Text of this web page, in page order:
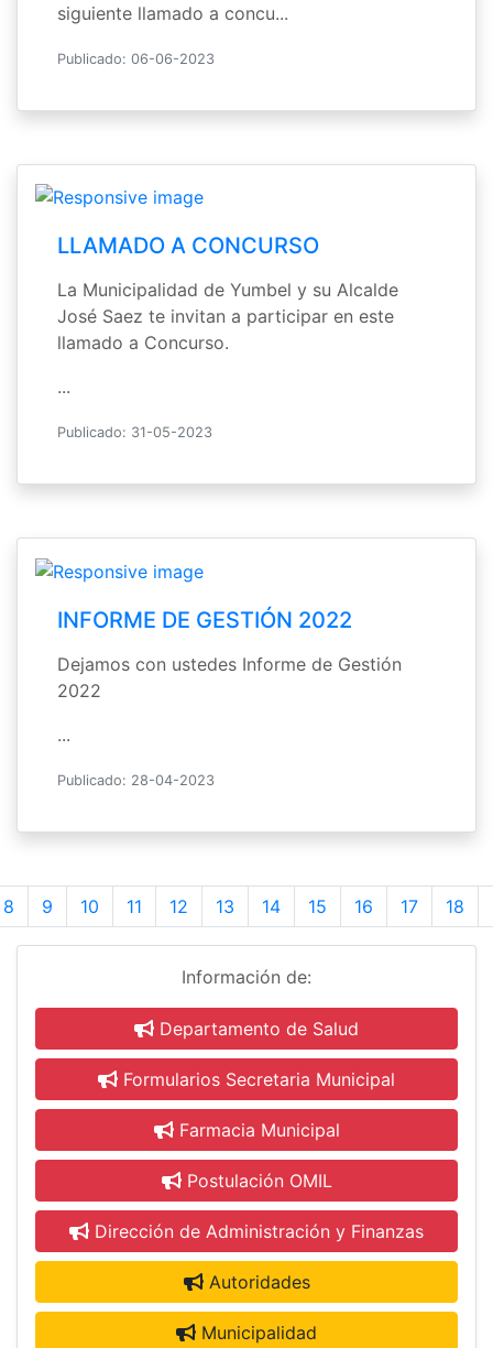
siguiente llamado a concu...
Publicado: 06-06-2023
LLAMADO A CONCURSO
La Municipalidad de Yumbel y su Alcalde
José Saez te invitan a participar en este
llamado a Concurso.
...
Publicado: 31-05-2023
INFORME DE GESTIÓN 2022
Dejamos con ustedes Informe de Gestión
2022
...
Publicado: 28-04-2023
8 9 10 11 12 13 14 15 16 17 18
Información de:
Departamento de Salud
Formularios Secretaria Municipal
Farmacia Municipal
Postulación OMIL
Dirección de Administración y Finanzas
Autoridades
Municipalidad